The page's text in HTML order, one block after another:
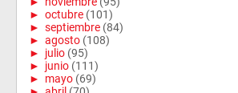
► octubre (101)
► septiembre (84)
► agosto (108)
► julio (95)
► junio (111)
► mayo (69)